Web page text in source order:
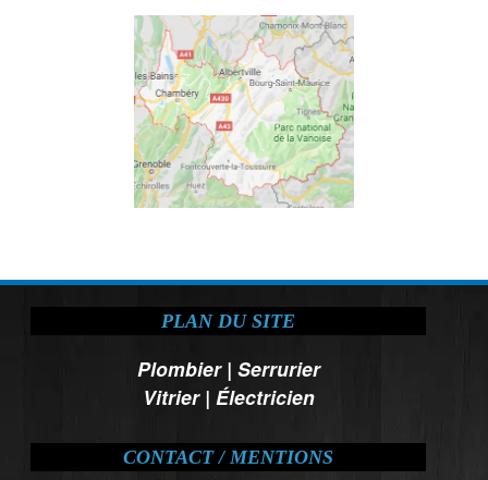
PLAN DU SITE
Plombier| Serrurier
Vitrier| Électricien
CONTACT / MENTIONS